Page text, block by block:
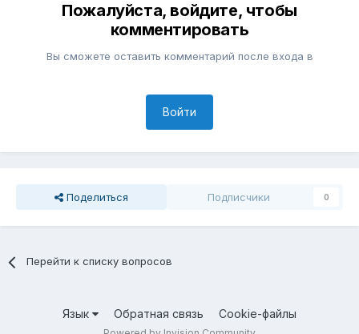
Пожалуйста, войдите, чтобы
комментировать
Вы сможете оставить комментарий после входа в
Войти
Поделиться Подписчики 0
Перейти к списку вопросов
Язык Обратная связь Cookie-файлы